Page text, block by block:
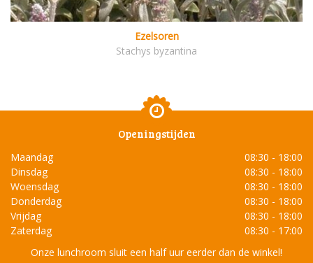
Ezelsoren
Stachys byzantina
Openingstijden
Maandag
08:30 - 18:00
Dinsdag
08:30 - 18:00
Woensdag
08:30 - 18:00
Donderdag
08:30 - 18:00
Vrijdag
08:30 - 18:00
Zaterdag
08:30 - 17:00
Onze lunchroom sluit een half uur eerder dan de winkel!